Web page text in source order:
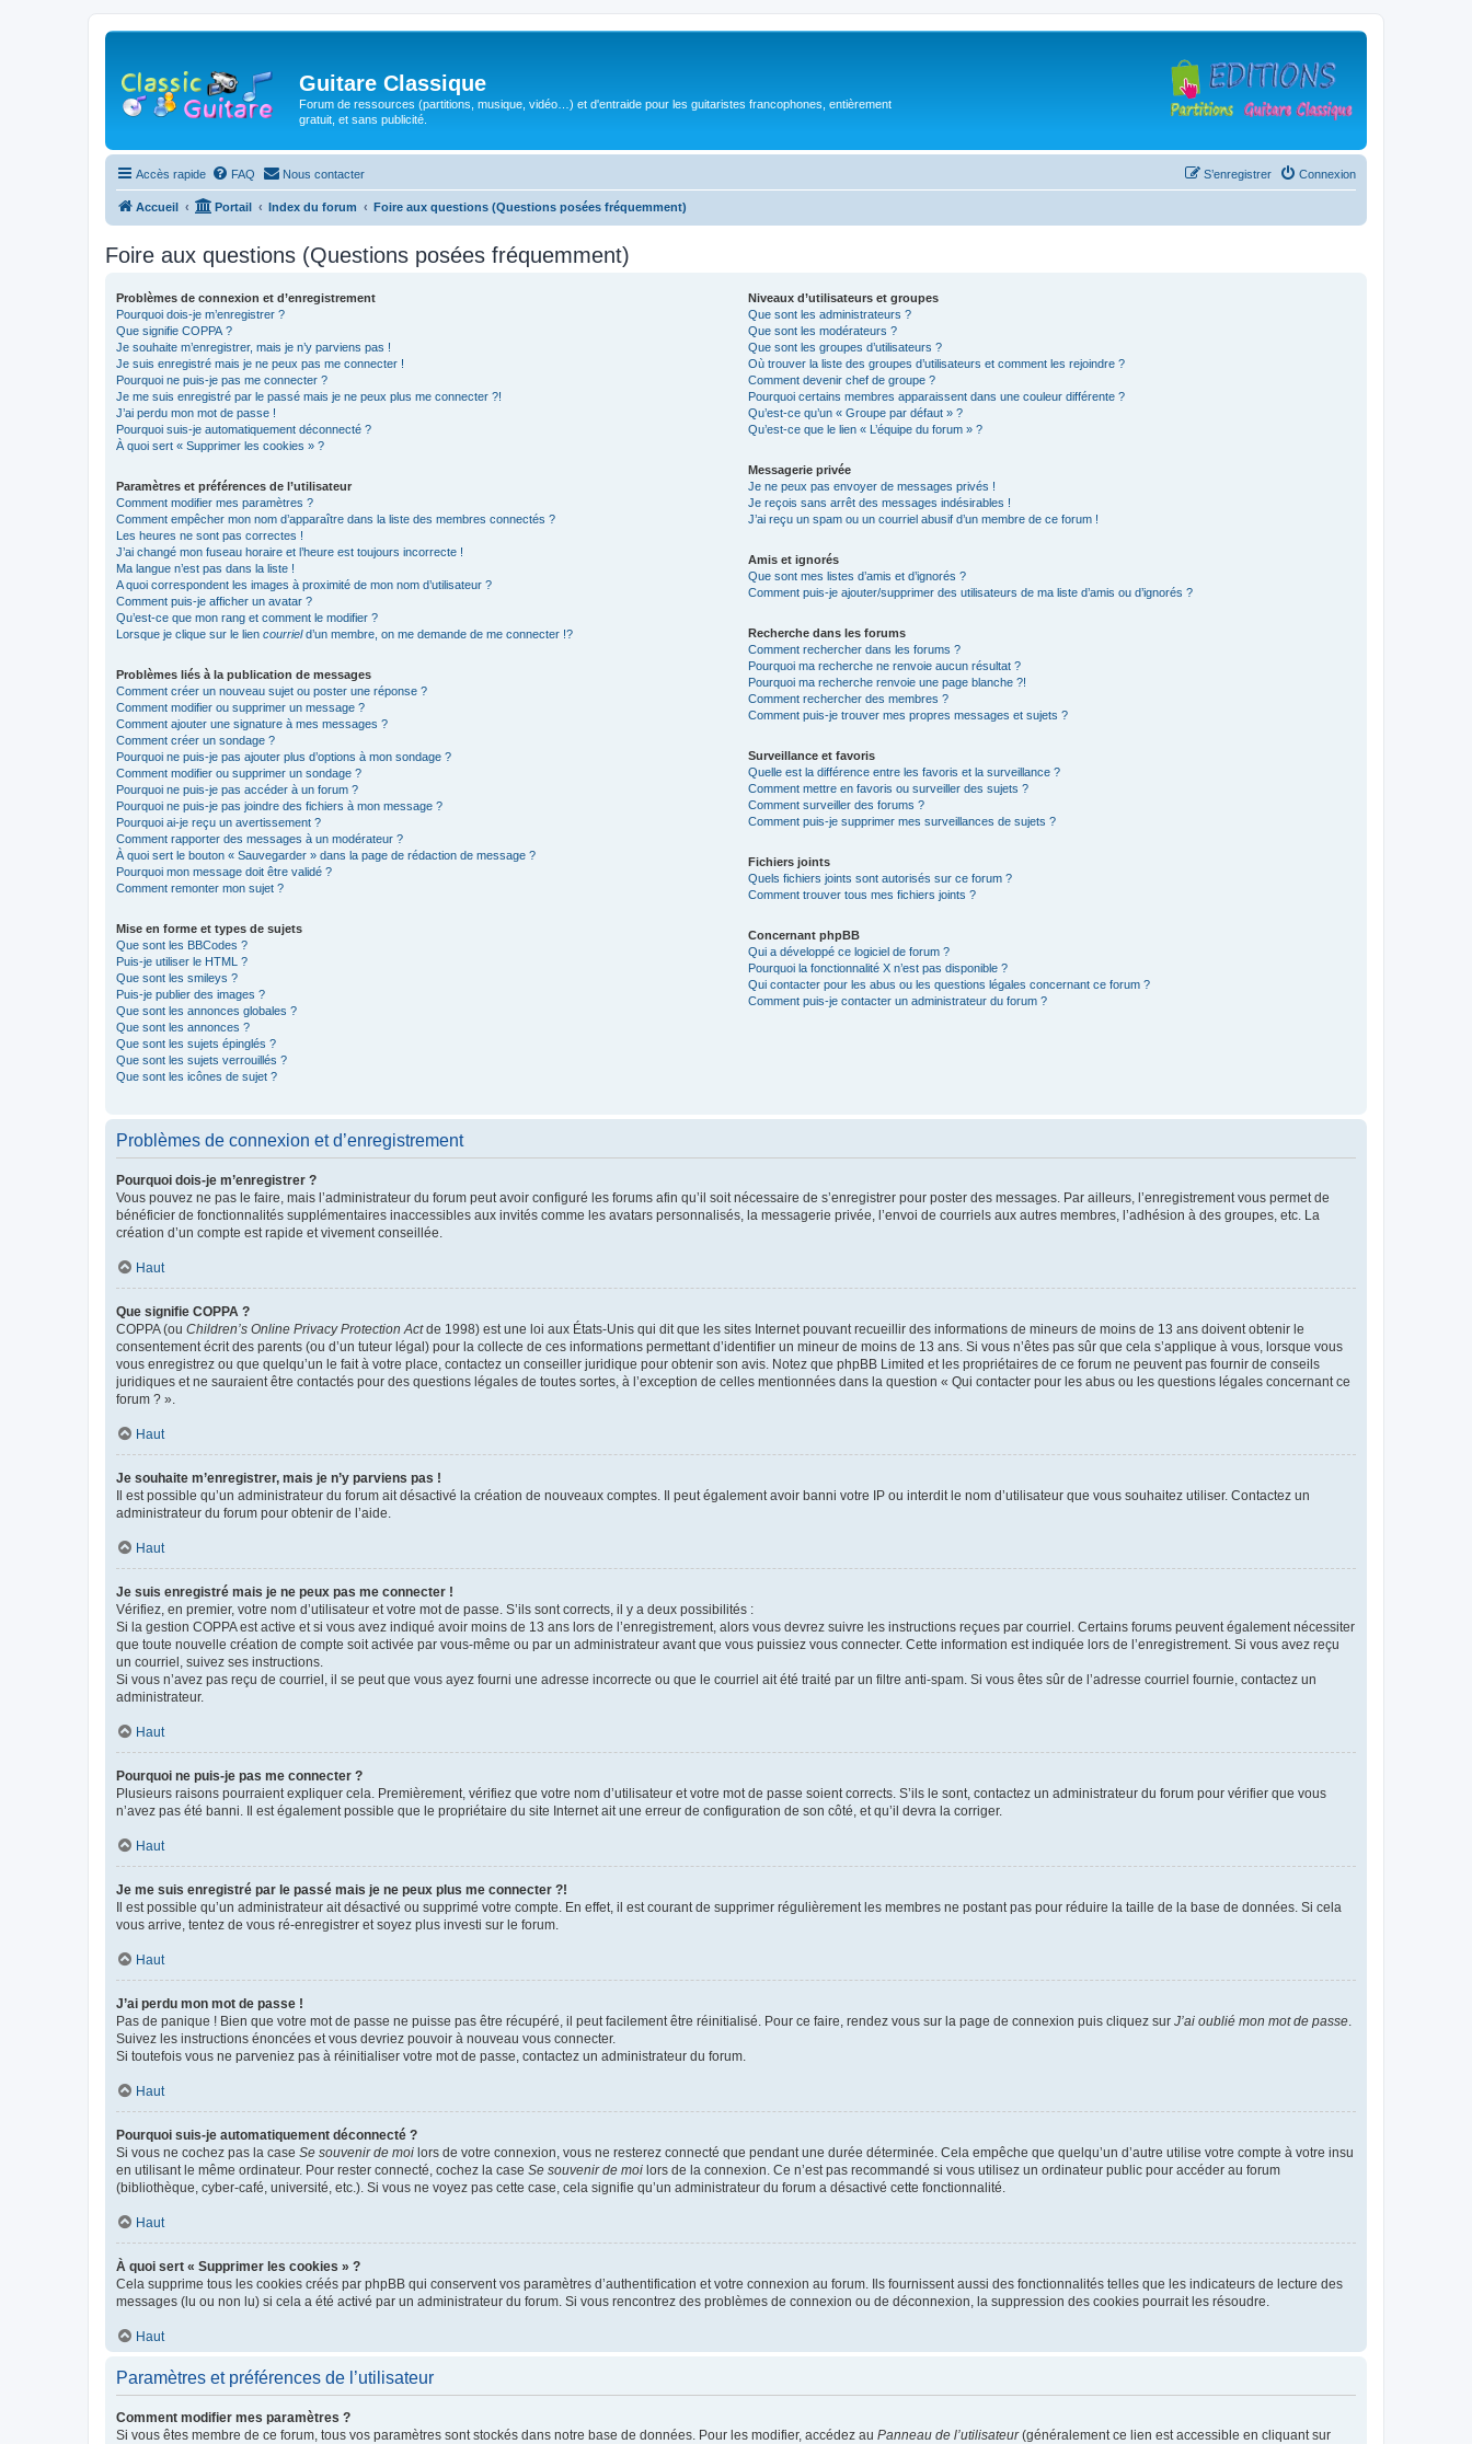
Guitare Classique
Forum de ressources (partitions, musique, vidéo…) et d'entraide pour les guitaristes francophones, entièrement
gratuit, et sans publicité.
Accès rapide FAQ Nous contacter Connexion
S’enregistrer
Accueil Portail Index du forum Foire aux questions (Questions posées fréquemment)
Foire aux questions (Questions posées fréquemment)
Problèmes de connexion et d’enregistrement
Pourquoi dois-je m’enregistrer ?
Que signifie COPPA ?
Je souhaite m’enregistrer, mais je n’y parviens pas !
Je suis enregistré mais je ne peux pas me connecter !
Pourquoi ne puis-je pas me connecter ?
Je me suis enregistré par le passé mais je ne peux plus me connecter ?!
J’ai perdu mon mot de passe !
Pourquoi suis-je automatiquement déconnecté ?
À quoi sert « Supprimer les cookies » ?
Paramètres et préférences de l’utilisateur
Comment modifier mes paramètres ?
Comment empêcher mon nom d’apparaître dans la liste des membres connectés ?
Les heures ne sont pas correctes !
J’ai changé mon fuseau horaire et l’heure est toujours incorrecte !
Ma langue n’est pas dans la liste !
A quoi correspondent les images à proximité de mon nom d’utilisateur ?
Comment puis-je afficher un avatar ?
Qu’est-ce que mon rang et comment le modifier ?
Lorsque je clique sur le lien courrield’un membre, on me demande de me connecter !?
Problèmes liés à la publication de messages
Comment créer un nouveau sujet ou poster une réponse ?
Comment modifier ou supprimer un message ?
Comment ajouter une signature à mes messages ?
Comment créer un sondage ?
Pourquoi ne puis-je pas ajouter plus d’options à mon sondage ?
Comment modifier ou supprimer un sondage ?
Pourquoi ne puis-je pas accéder à un forum ?
Pourquoi ne puis-je pas joindre des fichiers à mon message ?
Pourquoi ai-je reçu un avertissement ?
Comment rapporter des messages à un modérateur ?
À quoi sert le bouton « Sauvegarder » dans la page de rédaction de message ?
Pourquoi mon message doit être validé ?
Comment remonter mon sujet ?
Mise en forme et types de sujets
Que sont les BBCodes ?
Puis-je utiliser le HTML ?
Que sont les smileys ?
Puis-je publier des images ?
Que sont les annonces globales ?
Que sont les annonces ?
Que sont les sujets épinglés ?
Que sont les sujets verrouillés ?
Que sont les icônes de sujet ?
Niveaux d’utilisateurs et groupes
Que sont les administrateurs ?
Que sont les modérateurs ?
Que sont les groupes d’utilisateurs ?
Où trouver la liste des groupes d’utilisateurs et comment les rejoindre ?
Comment devenir chef de groupe ?
Pourquoi certains membres apparaissent dans une couleur différente ?
Qu’est-ce qu’un « Groupe par défaut » ?
Qu’est-ce que le lien « L’équipe du forum » ?
Messagerie privée
Je ne peux pas envoyer de messages privés !
Je reçois sans arrêt des messages indésirables !
J’ai reçu un spam ou un courriel abusif d’un membre de ce forum !
Amis et ignorés
Que sont mes listes d’amis et d’ignorés ?
Comment puis-je ajouter/supprimer des utilisateurs de ma liste d’amis ou d’ignorés ?
Recherche dans les forums
Comment rechercher dans les forums ?
Pourquoi ma recherche ne renvoie aucun résultat ?
Pourquoi ma recherche renvoie une page blanche ?!
Comment rechercher des membres ?
Comment puis-je trouver mes propres messages et sujets ?
Surveillance et favoris
Quelle est la différence entre les favoris et la surveillance ?
Comment mettre en favoris ou surveiller des sujets ?
Comment surveiller des forums ?
Comment puis-je supprimer mes surveillances de sujets ?
Fichiers joints
Quels fichiers joints sont autorisés sur ce forum ?
Comment trouver tous mes fichiers joints ?
Concernant phpBB
Qui a développé ce logiciel de forum ?
Pourquoi la fonctionnalité X n’est pas disponible ?
Qui contacter pour les abus ou les questions légales concernant ce forum ?
Comment puis-je contacter un administrateur du forum ?
Problèmes de connexion et d’enregistrement
Pourquoi dois-je m’enregistrer ?
Vous pouvez ne pas le faire, mais l’administrateur du forum peut avoir configuré les forums afin qu’il soit nécessaire de s’enregistrer pour poster des messages. Par ailleurs, l’enregistrement vous permet de
bénéficier de fonctionnalités supplémentaires inaccessibles aux invités comme les avatars personnalisés, la messagerie privée, l’envoi de courriels aux autres membres, l’adhésion à des groupes, etc. La
création d’un compte est rapide et vivement conseillée.
Haut
Que signifie COPPA ?
COPPA (ou Children’s Online Privacy Protection Actde 1998) est une loi aux États-Unis qui dit que les sites Internet pouvant recueillir des informations de mineurs de moins de 13 ans doivent obtenir le
consentement écrit des parents (ou d’un tuteur légal) pour la collecte de ces informations permettant d’identifier un mineur de moins de 13 ans. Si vous n’êtes pas sûr que cela s’applique à vous, lorsque vous
vous enregistrez ou que quelqu’un le fait à votre place, contactez un conseiller juridique pour obtenir son avis. Notez que phpBB Limited et les propriétaires de ce forum ne peuvent pas fournir de conseils
juridiques et ne sauraient être contactés pour des questions légales de toutes sortes, à l’exception de celles mentionnées dans la question « Qui contacter pour les abus ou les questions légales concernant ce
forum ? ».
Haut
Je souhaite m’enregistrer, mais je n’y parviens pas !
Il est possible qu’un administrateur du forum ait désactivé la création de nouveaux comptes. Il peut également avoir banni votre IP ou interdit le nom d’utilisateur que vous souhaitez utiliser. Contactez un
administrateur du forum pour obtenir de l’aide.
Haut
Je suis enregistré mais je ne peux pas me connecter !
Vérifiez, en premier, votre nom d’utilisateur et votre mot de passe. S’ils sont corrects, il y a deux possibilités :
Si la gestion COPPA est active et si vous avez indiqué avoir moins de 13 ans lors de l’enregistrement, alors vous devrez suivre les instructions reçues par courriel. Certains forums peuvent également nécessiter
que toute nouvelle création de compte soit activée par vous-même ou par un administrateur avant que vous puissiez vous connecter. Cette information est indiquée lors de l’enregistrement. Si vous avez reçu
un courriel, suivez ses instructions.
Si vous n’avez pas reçu de courriel, il se peut que vous ayez fourni une adresse incorrecte ou que le courriel ait été traité par un filtre anti-spam. Si vous êtes sûr de l’adresse courriel fournie, contactez un
administrateur.
Haut
Pourquoi ne puis-je pas me connecter ?
Plusieurs raisons pourraient expliquer cela. Premièrement, vérifiez que votre nom d’utilisateur et votre mot de passe soient corrects. S’ils le sont, contactez un administrateur du forum pour vérifier que vous
n’avez pas été banni. Il est également possible que le propriétaire du site Internet ait une erreur de configuration de son côté, et qu’il devra la corriger.
Haut
Je me suis enregistré par le passé mais je ne peux plus me connecter ?!
Il est possible qu’un administrateur ait désactivé ou supprimé votre compte. En effet, il est courant de supprimer régulièrement les membres ne postant pas pour réduire la taille de la base de données. Si cela
vous arrive, tentez de vous ré-enregistrer et soyez plus investi sur le forum.
Haut
J’ai perdu mon mot de passe !
Pas de panique ! Bien que votre mot de passe ne puisse pas être récupéré, il peut facilement être réinitialisé. Pour ce faire, rendez vous sur la page de connexion puis cliquez sur J’ai oublié mon mot de passe.
Suivez les instructions énoncées et vous devriez pouvoir à nouveau vous connecter.
Si toutefois vous ne parveniez pas à réinitialiser votre mot de passe, contactez un administrateur du forum.
Haut
Pourquoi suis-je automatiquement déconnecté ?
Si vous ne cochez pas la case Se souvenir de moi lors de votre connexion, vous ne resterez connecté que pendant une durée déterminée. Cela empêche que quelqu’un d’autre utilise votre compte à votre insu
en utilisant le même ordinateur. Pour rester connecté, cochez la case Se souvenir de moi lors de la connexion. Ce n’est pas recommandé si vous utilisez un ordinateur public pour accéder au forum
(bibliothèque, cyber-café, université, etc.). Si vous ne voyez pas cette case, cela signifie qu’un administrateur du forum a désactivé cette fonctionnalité.
Haut
À quoi sert « Supprimer les cookies » ?
Cela supprime tous les cookies créés par phpBB qui conservent vos paramètres d’authentification et votre connexion au forum. Ils fournissent aussi des fonctionnalités telles que les indicateurs de lecture des
messages (lu ou non lu) si cela a été activé par un administrateur du forum. Si vous rencontrez des problèmes de connexion ou de déconnexion, la suppression des cookies pourrait les résoudre.
Haut
Paramètres et préférences de l’utilisateur
Comment modifier mes paramètres ?
Si vous êtes membre de ce forum, tous vos paramètres sont stockés dans notre base de données. Pour les modifier, accédez au Panneau de l’utilisateur(généralement ce lien est accessible en cliquant sur